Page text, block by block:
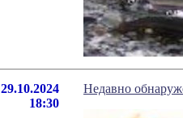
29.10.2024
18:30
Недавно